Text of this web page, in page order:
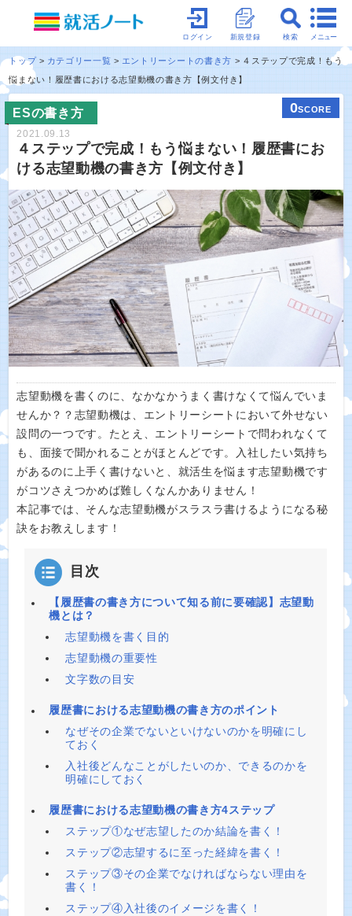
メニュー
検索
新規登録
ログイン
トップ カテゴリー一覧 エントリーシートの書き方
４ステップで完成！もう
悩まない！履歴書における志望動機の書き方【例文付き】
ESの書き方 0SCORE
2021.09.13
４ステップで完成！もう悩まない！履歴書にお
ける志望動機の書き方【例文付き】
志望動機を書くのに、なかなかうまく書けなくて悩んでいま
せんか？？志望動機は、エントリーシートにおいて外せない
設問の一つです。たとえ、エントリーシートで問われなくて
も、面接で聞かれることがほとんどです。入社したい気持ち
があるのに上手く書けないと、就活生を悩ます志望動機です
がコツさえつかめば難しくなんかありません！
本記事では、そんな志望動機がスラスラ書けるようになる秘
訣をお教えします！
目次
【履歴書の書き方について知る前に要確認】志望動
機とは？
志望動機を書く目的
志望動機の重要性
文字数の目安
履歴書における志望動機の書き方のポイント
なぜその企業でないといけないのかを明確にし
ておく
入社後どんなことがしたいのか、できるのかを
明確にしておく
履歴書における志望動機の書き方4ステップ
ステップ①なぜ志望したのか結論を書く！
ステップ②志望するに至った経緯を書く！
ステップ③その企業でなければならない理由を
書く！
ステップ④入社後のイメージを書く！